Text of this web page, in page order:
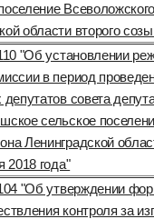
области второго
"Об установлении
в период
совета
сельское
Ленинградской
2018 года"
"Об утверждении
контроля за